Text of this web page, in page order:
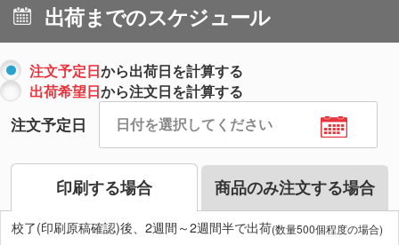
出荷までのスケジュール
注文予定日から出荷日を計算する
出荷希望日から注文日を計算する
注文予定日
印刷する場合 商品のみ注文する場合
校了(印刷原稿確認)後、2週間～2週間半で出荷(数量500個程度の場合)